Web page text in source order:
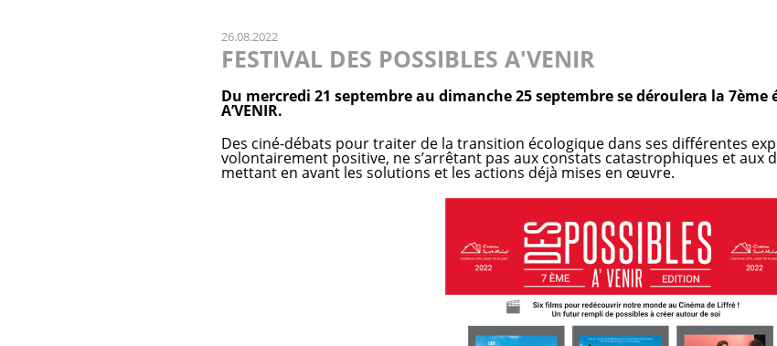
26.08.2022
FESTIVAL DES POSSIBLES A'VENIR
Du mercredi 21 septembre au dimanche 25 septembre se déroulera la 7ème
A’VENIR.
Des ciné-débats pour traiter de la transition écologique dans ses différentes
volontairement positive, ne s’arrêtant pas aux constats catastrophiques et aux
mettant en avant les solutions et les actions déjà mises en œuvre.